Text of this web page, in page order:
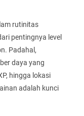
rutinitas
pentingnya level
Padahal,
daya yang
hingga lokasi
adalah kunci